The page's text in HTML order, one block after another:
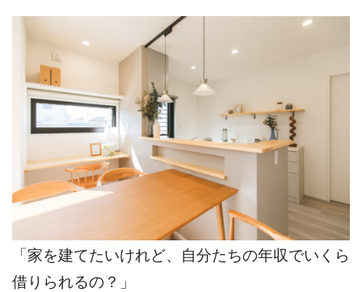
「家を建てたいけれど、自分たちの年収でいくら
借りられるの？」